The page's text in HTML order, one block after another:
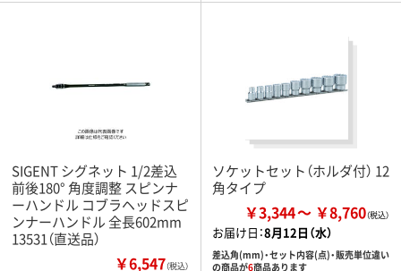
SIGENT シグネット 1/2差込
前後180° 角度調整 スピンナ
ーハンドル コブラヘッドスピ
ンナーハンドル 全長602mm
13531（直送品）
￥6,547（税込）
ソケットセット（ホルダ付） 12
角タイプ
￥3,344 ￥8,760
お届け日：8月12日（水）
差込角(mm)・セット内容(点)・販売単位違い
の商品が6商品あります